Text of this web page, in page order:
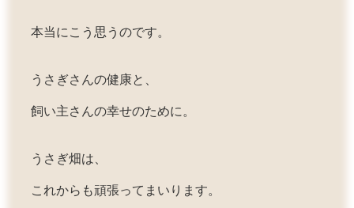
本当にこう思うのです。
うさぎさんの健康と、
飼い主さんの幸せのために。
うさぎ畑は、
これからも頑張ってまいります。